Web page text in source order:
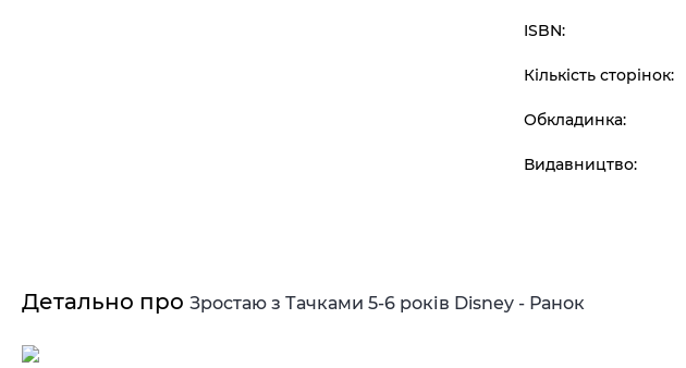
ISBN:
Кількість сторінок:
Обкладинка:
Видавництво:
Детально про Зростаю з Тачками 5-6 років Disney - Ранок